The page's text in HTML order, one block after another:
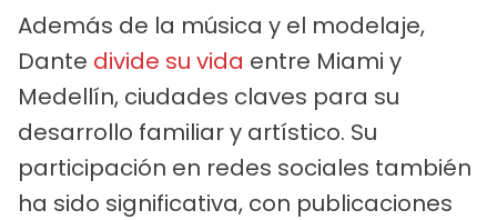
Además de la música y el modelaje,
Dante divide su vida entre Miami y
Medellín, ciudades claves para su
desarrollo familiar y artístico. Su
participación en redes sociales también
ha sido significativa, con publicaciones